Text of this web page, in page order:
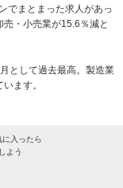
でまとまった求人があっ
・小売業が15.6％減と
として過去最高。製造業
ます。
に入ったら
よう